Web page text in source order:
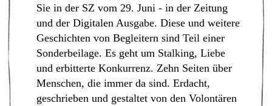
Sie in der SZ vom 29. Juni - in der Zeitung
und der Digitalen Ausgabe. Diese und weitere
Geschichten von Begleitern sind Teil einer
Sonderbeilage. Es geht um Stalking, Liebe
und erbitterte Konkurrenz. Zehn Seiten über
Menschen, die immer da sind. Erdacht,
geschrieben und gestaltet von den Volontären